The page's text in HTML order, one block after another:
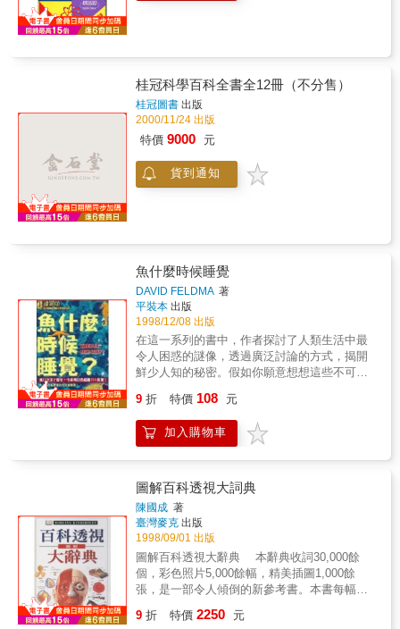
桂冠科學百科全書全12冊（不分售）
桂冠圖書 出版
2000/11/24 出版
特價 9000 元
貨到通知
魚什麼時候睡覺
DAVID FELDMA著
平裝本 出版
1998/12/08 出版
在這一系列的書中，作者探討了人類生活中最
令人困惑的謎像，透過廣泛討論的方式，揭開
鮮少人知的秘密。假如你願意想想這些不可思
海與洋有何差別？熱狗的皮是什麼做的？為什
麼只有雌蚊吸人的血，雄蚊吃什麼呢？為什麼
醫院用的袍子在綁帶都在後面？為什麼我們的
科學，但是你絕對可以得到答案，不管答案是
無解、無厘頭、爆笑、意想不到&hellip;&hellip;
9 折 特價 108 元
加入購物車
圖解百科透視大詞典
陳國成 著
臺灣麥克 出版
1998/09/01 出版
圖解百科透視大辭典 本辭典收詞30,000餘
個，彩色照片5,000餘幅，精美插圖1,000餘
張，是一部令人傾倒的新參考書。本書每幅圖
個學科的奧秘。這些圖畫組合在一起，構成了
9 折 特價 2250 元